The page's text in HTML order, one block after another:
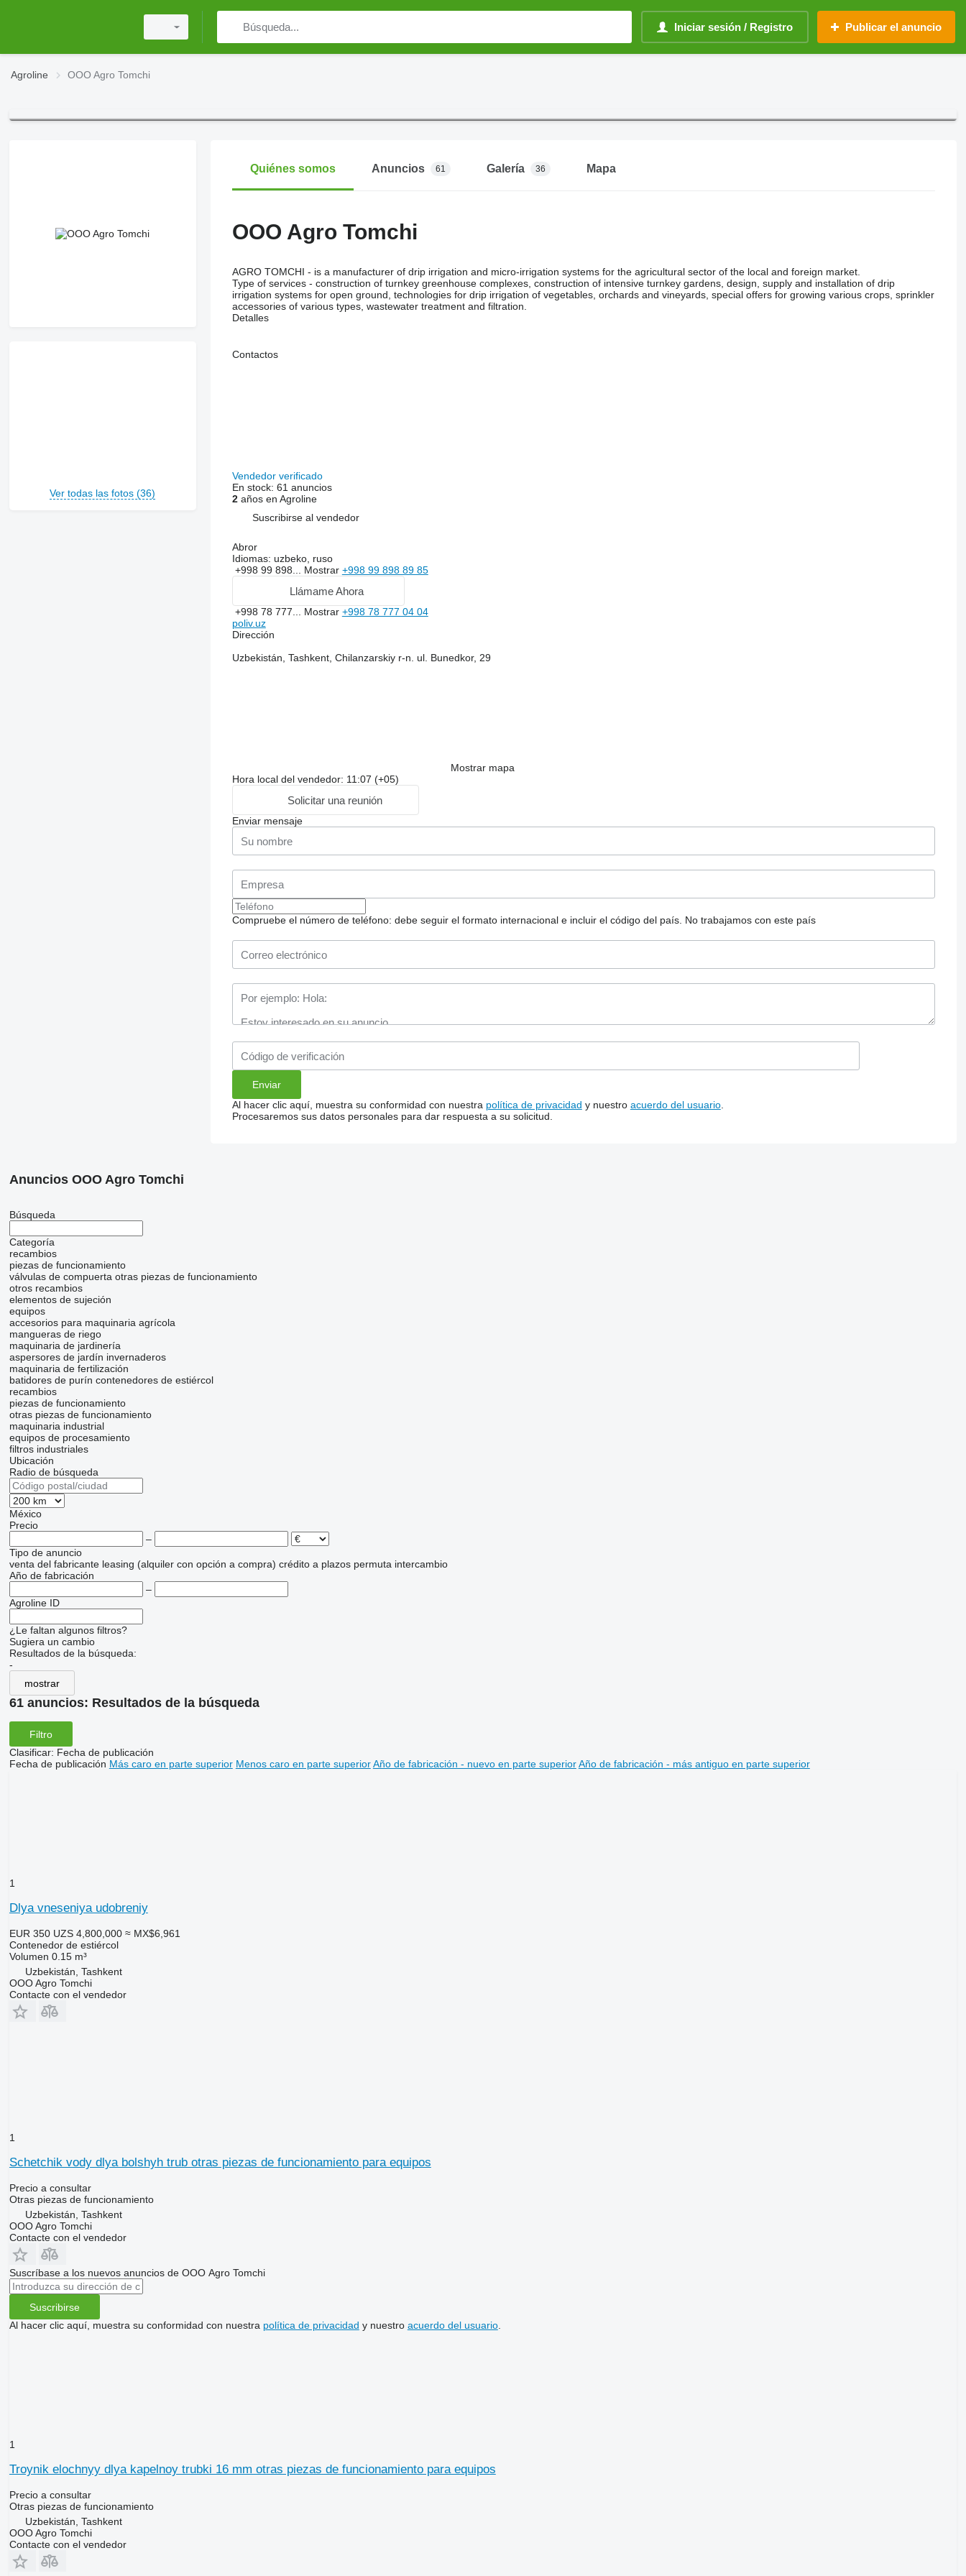
Iniciar sesión / Registro Publicar el anuncio
Agroline OOO Agro Tomchi
Ver todas las fotos (36)
Quiénes somos Anuncios 61 Galería 36 Mapa
OOO Agro Tomchi
AGRO TOMCHI - is a manufacturer of drip irrigation and micro-irrigation systems for the agricultural sector of the local and foreign market.
Type of services - construction of turnkey greenhouse complexes, construction of intensive turnkey gardens, design, supply and installation of drip
irrigation systems for open ground, technologies for drip irrigation of vegetables, orchards and vineyards, special offers for growing various crops, sprinkler
accessories of various types, wastewater treatment and filtration.
Detalles
Contactos
Vendedor verificado
En stock: 61 anuncios
2años en Agroline
Suscribirse al vendedor
Abror
Idiomas: uzbeko, ruso
+998 99 898... Mostrar +998 99 898 89 85
Llámame Ahora
+998 78 777... Mostrar +998 78 777 04 04
poliv.uz
Dirección
Uzbekistán, Tashkent, Chilanzarskiy r-n. ul. Bunedkor, 29
Mostrar mapa
Hora local del vendedor: 11:07 (+05)
Solicitar una reunión
Enviar mensaje
Compruebe el número de teléfono: debe seguir el formato internacional e incluir el código del país. No trabajamos con este país
Al hacer clic aquí, muestra su conformidad con nuestra política de privacidad y nuestro acuerdo del usuario.
Procesaremos sus datos personales para dar respuesta a su solicitud.
Anuncios OOO Agro Tomchi
Búsqueda
Categoría
recambios
piezas de funcionamiento
válvulas de compuerta otras piezas de funcionamiento
otros recambios
elementos de sujeción
equipos
accesorios para maquinaria agrícola
mangueras de riego
maquinaria de jardinería
aspersores de jardín invernaderos
maquinaria de fertilización
batidores de purín contenedores de estiércol
recambios
piezas de funcionamiento
otras piezas de funcionamiento
maquinaria industrial
equipos de procesamiento
filtros industriales
Ubicación
Radio de búsqueda
México
Precio
–
Tipo de anuncio
venta del fabricante leasing (alquiler con opción a compra) crédito a plazos permuta intercambio
Año de fabricación
–
Agroline ID
¿Le faltan algunos filtros?
Sugiera un cambio
Resultados de la búsqueda:
-
mostrar
61 anuncios: Resultados de la búsqueda
Filtro
Clasificar: Fecha de publicación
Fecha de publicación Más caro en parte superior Menos caro en parte superior Año de fabricación - nuevo en parte superior Año de fabricación - más antiguo en parte superior
1
Dlya vneseniya udobreniy
EUR 350 UZS 4,800,000 ≈ MX$6,961
Contenedor de estiércol
Volumen 0.15 m³
Uzbekistán, Tashkent
OOO Agro Tomchi
Contacte con el vendedor
1
Schetchik vody dlya bolshyh trub otras piezas de funcionamiento para equipos
Precio a consultar
Otras piezas de funcionamiento
Uzbekistán, Tashkent
OOO Agro Tomchi
Contacte con el vendedor
Suscríbase a los nuevos anuncios de ООО Agro Tomchi
Suscribirse
Al hacer clic aquí, muestra su conformidad con nuestra política de privacidad y nuestro acuerdo del usuario.
1
Troynik elochnyy dlya kapelnoy trubki 16 mm otras piezas de funcionamiento para equipos
Precio a consultar
Otras piezas de funcionamiento
Uzbekistán, Tashkent
OOO Agro Tomchi
Contacte con el vendedor